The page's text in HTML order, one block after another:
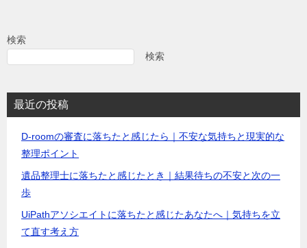
検索
検索
最近の投稿
D-roomの審査に落ちたと感じたら｜不安な気持ちと現実的な
整理ポイント
遺品整理士に落ちたと感じたとき｜結果待ちの不安と次の一
歩
UiPathアソシエイトに落ちたと感じたあなたへ｜気持ちを立
て直す考え方